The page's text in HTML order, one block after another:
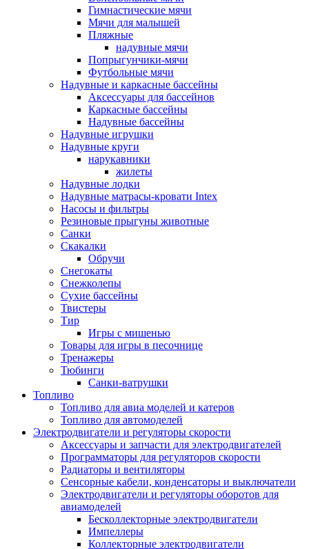
Гимнастические мячи
Мячи для малышей
Пляжные
надувные мячи
Попрыгунчики-мячи
Футбольные мячи
Надувные и каркасные бассейны
Аксессуары для бассейнов
Каркасные бассейны
Надувные бассейны
Надувные игрушки
Надувные круги
нарукавники
жилеты
Надувные лодки
Надувные матрасы-кровати Intex
Насосы и фильтры
Резиновые прыгуны животные
Санки
Скакалки
Обручи
Снегокаты
Снежколепы
Сухие бассейны
Твистеры
Тир
Игры с мишенью
Товары для игры в песочнице
Тренажеры
Тюбинги
Санки-ватрушки
Топливо
Топливо для авиа моделей и катеров
Топливо для автомоделей
Электродвигатели и регуляторы скорости
Аксессуары и запчасти для электродвигателей
Программаторы для регуляторов скорости
Радиаторы и вентиляторы
Сенсорные кабели, конденсаторы и выключатели
Электродвигатели и регуляторы оборотов для
авиамоделей
Бесколлекторные электродвигатели
Импеллеры
Коллекторные электродвигатели